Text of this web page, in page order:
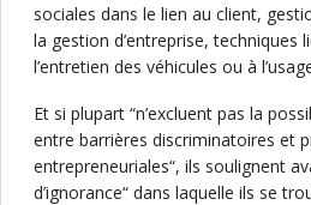
sociales dans le lien au client,
la gestion d’entreprise, techniques
l’entretien des véhicules ou à
Et si plupart “n’excluent pas la
entre barrières discriminatoires et
entrepreneuriales“, ils soulignent
d’ignorance“ dans laquelle ils se